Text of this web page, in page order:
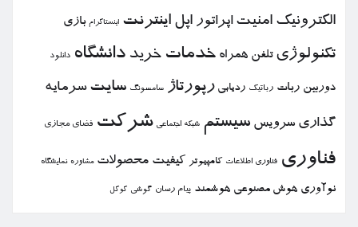
الكترونیك امنیت اپراتور اپل اینترنت اینستاگرام بازی
تكنولوژی تلفن همراه خدمات خرید دانشگاه دانلود
دوربین ربات رباتیك ردیابی رپورتاژ سامسونگ سایت سرمایه
گذاری سرویس سیستم شبكه اجتماعی شركت فضای مجازی
فناوری فناوری اطلاعات كامپیوتر كیفیت محصولات مشاوره نمایشگاه
نوآوری هوش مصنوعی هوشمند پیام رسان گوشی گوگل